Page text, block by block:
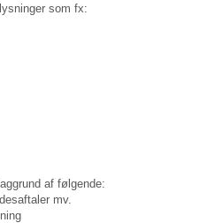
som fx:
af følgende:
mv.